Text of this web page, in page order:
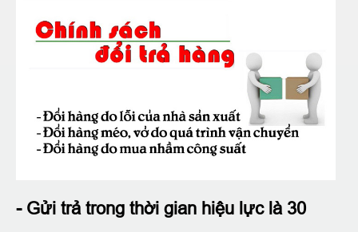
- Gửi trả trong thời gian hiệu lực là 30